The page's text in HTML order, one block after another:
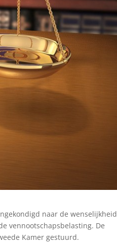
naar de wenselijkheid
vennootschapsbelasting. De
Kamer gestuurd.